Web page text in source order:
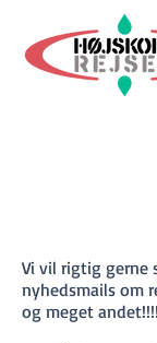
Vi vil rigtig gerne
nyhedsmails om
og meget andet!!!!